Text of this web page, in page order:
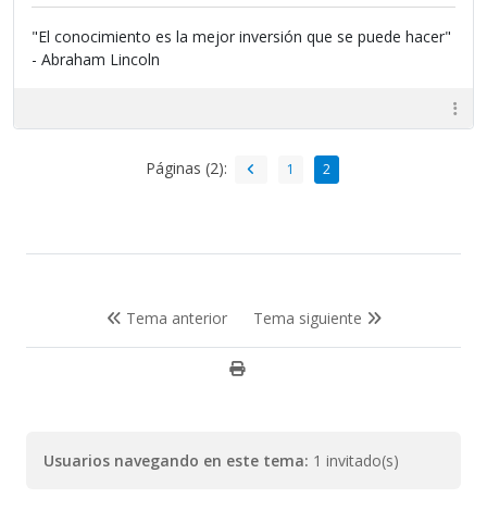
"El conocimiento es la mejor inversión que se puede hacer"
- Abraham Lincoln
Páginas (2): 1 2
Tema anterior Tema siguiente
Usuarios navegando en este tema: 1 invitado(s)